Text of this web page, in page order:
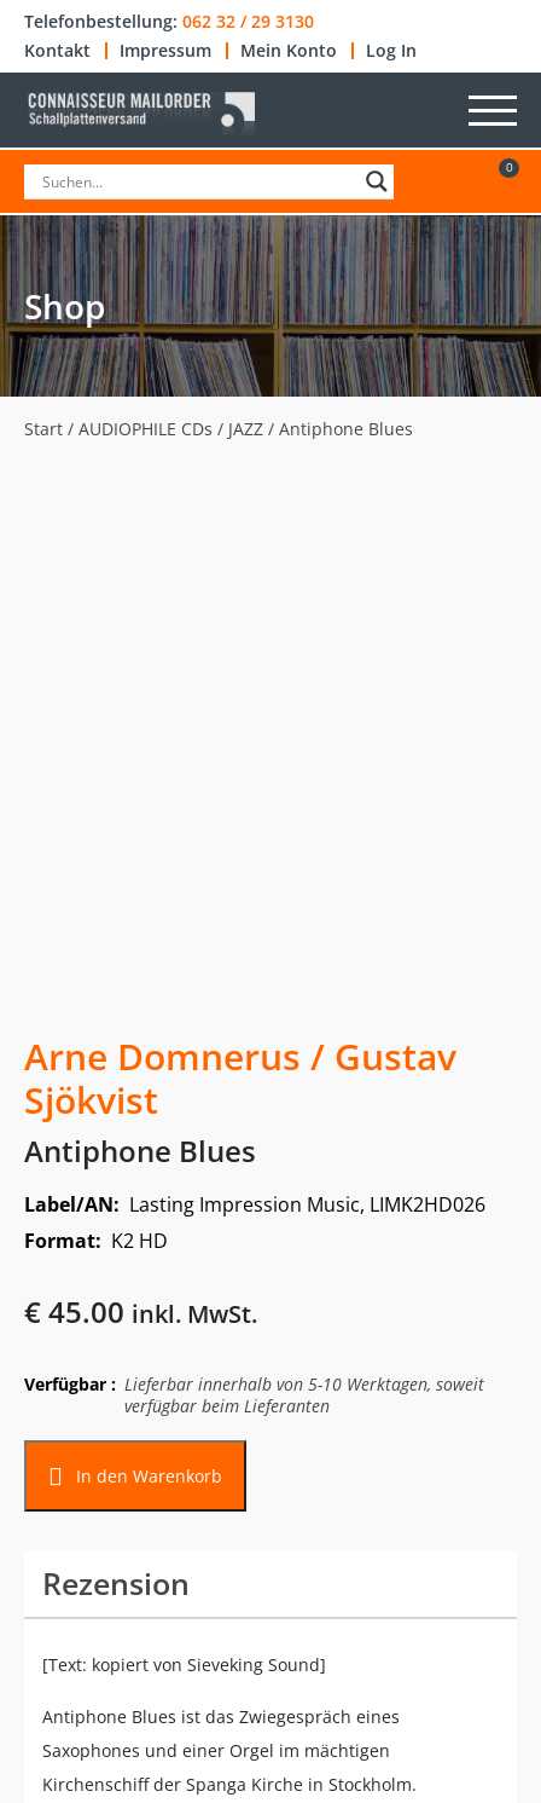
Telefonbestellung: 062 32 / 29 3130
Kontakt
Impressum Mein Konto Log In
0
Shop
Start / AUDIOPHILE CDs / JAZZ / Antiphone Blues
Arne Domnerus / Gustav
Sjökvist
Antiphone Blues
Label/AN: Lasting Impression Music, LIMK2HD026
Format: K2 HD
€45.00 inkl. MwSt.
Verfügbar : Lieferbar innerhalb von 5-10 Werktagen, soweit
verfügbar beim Lieferanten
In den Warenkorb
Rezension
[Text: kopiert von Sieveking Sound]
Antiphone Blues ist das Zwiegespräch eines
Saxophones und einer Orgel im mächtigen
Kirchenschiff der Spanga Kirche in Stockholm.